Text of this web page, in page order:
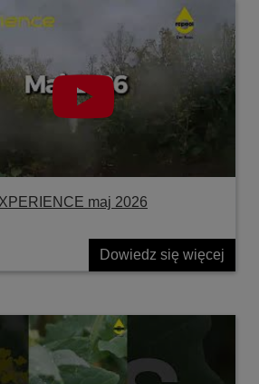
maj 2026
Dowiedz się więcej